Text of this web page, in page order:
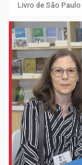
Livro de São Paulo